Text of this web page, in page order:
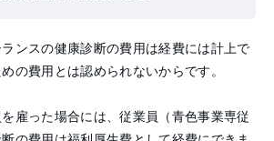
ンスの健康診断の費用は経費には計上で
の費用とは認められないからです。
雇った場合には、従業員（青色事業専従